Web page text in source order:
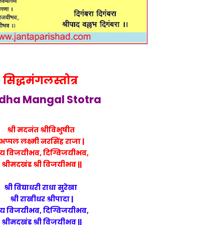
सिद्धमंगलस्तोत्र
Mangal Stotra
श्री मदनंत श्रीविभुषीत
अप्पल लक्ष्मी नरसिंह राजा |
विजयीभव, दिग्विजयीभव,
श्रीमदखंड श्री विजयीभव ||
श्री विद्याधरी राधा सुरेखा
श्री राखीधर श्रीपादा |
विजयीभव, दिग्विजयीभव,
श्रीमदखंड श्री विजयीभव ||